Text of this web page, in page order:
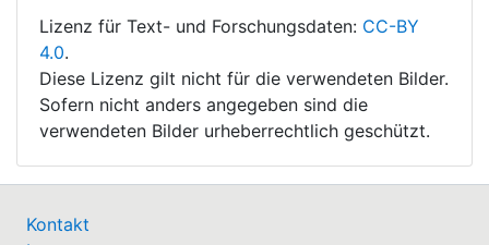
Lizenz für Text- und Forschungsdaten: CC-BY
4.0.
Diese Lizenz gilt nicht für die verwendeten Bilder.
Sofern nicht anders angegeben sind die
verwendeten Bilder urheberrechtlich geschützt.
Kontakt